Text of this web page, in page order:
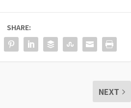
SHARE:
NEXT